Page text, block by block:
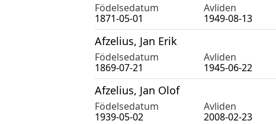
Födelsedatum Avliden
1871-05-01
1949-08-13
Afzelius, Jan Erik
Födelsedatum Avliden
1869-07-21
1945-06-22
Afzelius, Jan Olof
Födelsedatum Avliden
1939-05-02
2008-02-23